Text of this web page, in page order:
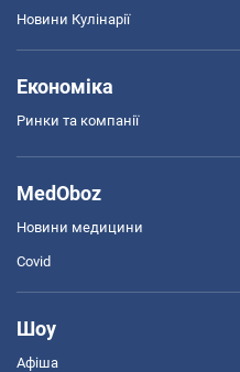
Новини Кулінарії
Економіка
Ринки та компанії
MedOboz
Новини медицини
Covid
Шоу
Афіша